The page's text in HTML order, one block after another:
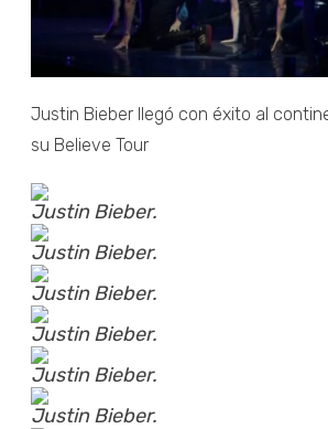
Justin Bieber llegó con éxito al
su Believe Tour
Justin Bieber.
Justin Bieber.
Justin Bieber.
Justin Bieber.
Justin Bieber.
Justin Bieber.